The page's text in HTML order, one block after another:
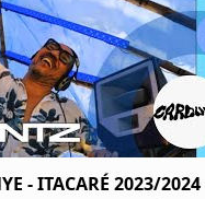
- ITACARÉ 2023/2024